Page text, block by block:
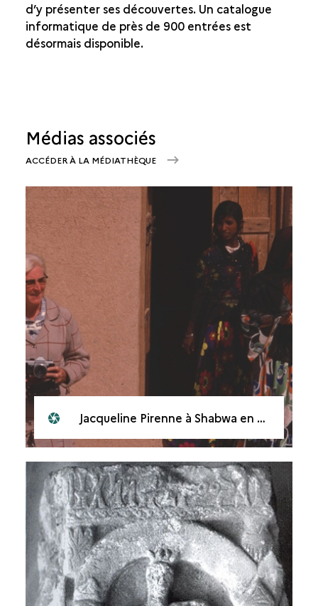
d’y présenter ses découvertes. Un catalogue
informatique de près de 900 entrées est
désormais disponible.
Médias associés
ACCÉDER À LA MÉDIATHÈQUE
Jacqueline Pirenne à Shabwa en 1975